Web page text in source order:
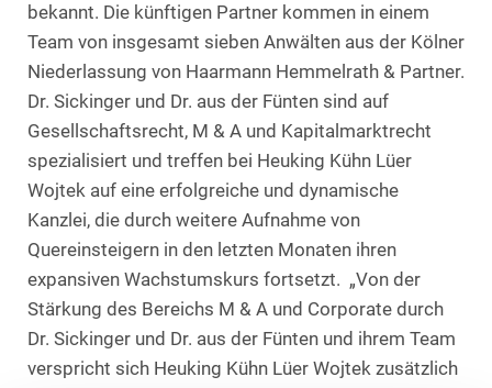
bekannt. Die künftigen Partner kommen in einem
Team von insgesamt sieben Anwälten aus der Kölner
Niederlassung von Haarmann Hemmelrath & Partner.
Dr. Sickinger und Dr. aus der Fünten sind auf
Gesellschaftsrecht, M & A und Kapitalmarktrecht
spezialisiert und treffen bei Heuking Kühn Lüer
Wojtek auf eine erfolgreiche und dynamische
Kanzlei, die durch weitere Aufnahme von
Quereinsteigern in den letzten Monaten ihren
expansiven Wachstumskurs fortsetzt. „Von der
Stärkung des Bereichs M & A und Corporate durch
Dr. Sickinger und Dr. aus der Fünten und ihrem Team
verspricht sich Heuking Kühn Lüer Wojtek zusätzlich